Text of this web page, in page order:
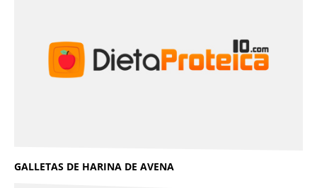
GALLETAS DE HARINA DE AVENA